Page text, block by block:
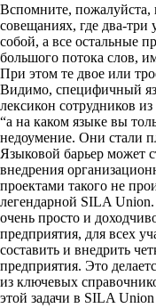
Вспомните, пожалуйста,
совещаниях, где два-три
собой, а все остальные
большого потока слов,
При этом те двое или
Видимо, специфичный
лексикон сотрудников
“а на каком языке вы
недоумение. Они стали
Языковой барьер может
внедрения
проектами такого не
легендарной SILA
очень просто и
предприятия, для всех
составить и внедрить
предприятия. Это
из ключевых
этой задачи в SILA